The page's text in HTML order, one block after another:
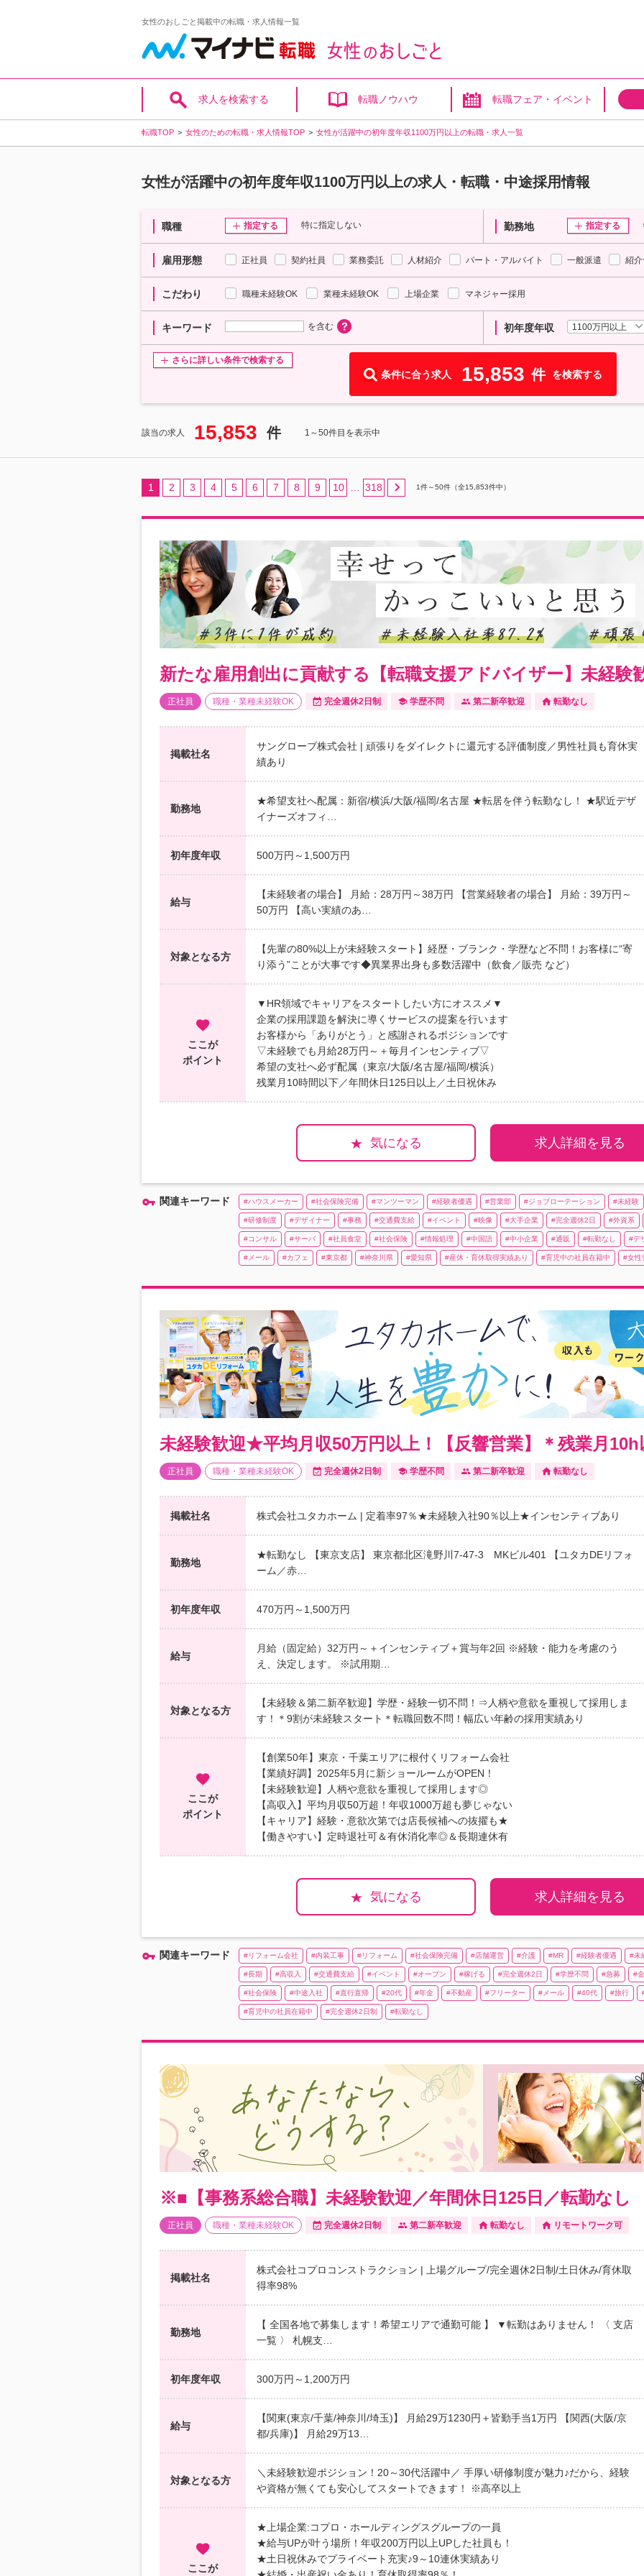
女性のおしごと掲載中の転職・求人情報一覧
求人を検索する 転職ノウハウ 転職フェア・イベント
転職TOP 女性のための転職・求人情報TOP 女性が活躍中の初年度年収1100万円以上の転職・求人一覧
女性が活躍中の初年度年収1100万円以上の求人・転職・中途採用情報
職種 指定する 特に指定しない 勤務地 指定する
雇用形態 正社員 契約社員 業務委託 人材紹介 パート・アルバイト 一般派遣 紹
こだわり 職種未経験OK 業種未経験OK 上場企業 マネジャー採用
キーワード を含む 初年度年収 1100万円以上
さらに詳しい条件で検索する
条件に合う求人 15,853 件 を検索する
該当の求人 15,853 件 1～50件目を表示中
1 2 3 4 5 6 7 8 9 10 … 318 1件～50件（全15,853件中）
新たな雇用創出に貢献する【転職支援アドバイザー】未経験
正社員 職種・業種未経験OK 完全週休2日制 学歴不問 第二新卒歓迎 転勤なし
掲載社名
サングローブ株式会社 | 頑張りをダイレクトに還元する評価制度／男性社員も育休実
績あり
勤務地
★希望支社へ配属：新宿/横浜/大阪/福岡/名古屋 ★転居を伴う転勤なし！ ★駅近デザ
イナーズオフィ…
初年度年収 500万円～1,500万円
給与
【未経験者の場合】 月給：28万円～38万円 【営業経験者の場合】 月給：39万円～
50万円 【高い実績のあ…
対象となる方
【先輩の80%以上が未経験スタート】経歴・ブランク・学歴など不問！お客様に“寄
り添う”ことが大事です◆異業界出身も多数活躍中（飲食／販売 など）
ここが
ポイント
▼HR領域でキャリアをスタートしたい方にオススメ▼
企業の採用課題を解決に導くサービスの提案を行います
お客様から「ありがとう」と感謝されるポジションです
▽未経験でも月給28万円～＋毎月インセンティブ▽
希望の支社へ必ず配属（東京/大阪/名古屋/福岡/横浜）
残業月10時間以下／年間休日125日以上／土日祝休み
気になる 求人詳細を見る
関連キーワード ハウスメーカー 社会保険完備 マンツーマン 経験者優遇 営業部 ジョブローテーション 未経験
研修制度 デザイナー 事務 交通費支給 イベント 映像 大手企業 完全週休2日 外資系
コンサル サーバ 社員食堂 社会保険 情報処理 中国語 中小企業 通販 転勤なし デ
メール カフェ 東京都 神奈川県 愛知県 産休・育休取得実績あり 育児中の社員在籍中 女性
未経験歓迎★平均月収50万円以上！【反響営業】＊残業月10h
正社員 職種・業種未経験OK 完全週休2日制 学歴不問 第二新卒歓迎 転勤なし
掲載社名 株式会社ユタカホーム | 定着率97％★未経験入社90％以上★インセンティブあり
勤務地
★転勤なし 【東京支店】 東京都北区滝野川7-47-3 MKビル401 【ユタカDEリフォ
ーム／赤…
初年度年収 470万円～1,500万円
給与
月給（固定給）32万円～＋インセンティブ＋賞与年2回 ※経験・能力を考慮のう
え、決定します。 ※試用期…
対象となる方
【未経験＆第二新卒歓迎】学歴・経験一切不問！⇒人柄や意欲を重視して採用しま
す！＊9割が未経験スタート＊転職回数不問！幅広い年齢の採用実績あり
ここが
ポイント
【創業50年】東京・千葉エリアに根付くリフォーム会社
【業績好調】2025年5月に新ショールームがOPEN！
【未経験歓迎】人柄や意欲を重視して採用します◎
【高収入】平均月収50万超！年収1000万超も夢じゃない
【キャリア】経験・意欲次第では店長候補への抜擢も★
【働きやすい】定時退社可＆有休消化率◎＆長期連休有
気になる 求人詳細を見る
関連キーワード リフォーム会社 内装工事 リフォーム 社会保険完備 店舗運営 介護 MR 経験者優遇 未
長期 高収入 交通費支給 イベント オープン 稼げる 完全週休2日 学歴不問 急募
社会保険 中途入社 直行直帰 20代 年金 不動産 フリーター メール 40代 旅行
育児中の社員在籍中 完全週休2日制 転勤なし
※■【事務系総合職】未経験歓迎／年間休日125日／転勤なし
正社員 職種・業種未経験OK 完全週休2日制 第二新卒歓迎 転勤なし リモートワーク可
掲載社名
株式会社コプロコンストラクション | 上場グループ/完全週休2日制/土日休み/育休取
得率98%
勤務地
【 全国各地で募集します！希望エリアで通勤可能 】 ▼転勤はありません！ 〈 支店
一覧 〉 札幌支…
初年度年収 300万円～1,200万円
給与
【関東(東京/千葉/神奈川/埼玉)】 月給29万1230円＋皆勤手当1万円 【関西(大阪/京
都/兵庫)】 月給29万13…
対象となる方
＼未経験歓迎ポジション！20～30代活躍中／ 手厚い研修制度が魅力♪だから、経験
や資格が無くても安心してスタートできます！ ※高卒以上
ここが
★上場企業:コプロ・ホールディングスグループの一員
★給与UPが叶う場所！年収200万円以上UPした社員も！
★土日祝休みでプライベート充実♪9～10連休実績あり